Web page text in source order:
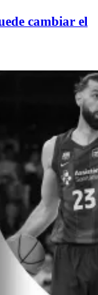
cambiar el